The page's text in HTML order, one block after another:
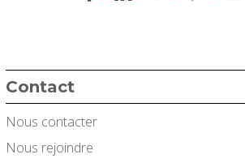
Contact
Nous contacter
Nous rejoindre